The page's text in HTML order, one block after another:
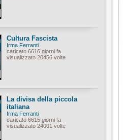
Cultura Fascista
Irma Ferranti
caricato 6616 giorni fa
visualizzato 20456 volte
La divisa della piccola
italiana
Irma Ferranti
caricato 6615 giorni fa
visualizzato 24001 volte